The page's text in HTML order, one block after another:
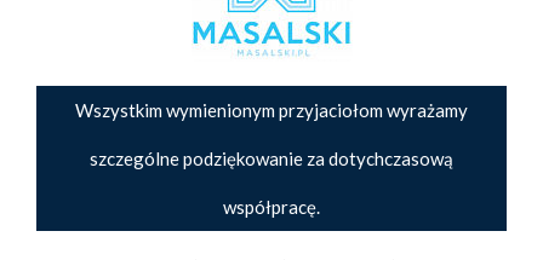
Wszystkim wymienionym przyjaciołom wyrażamy
szczególne podziękowanie za dotychczasową
współpracę.